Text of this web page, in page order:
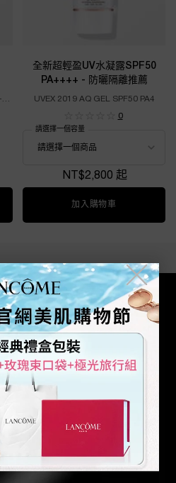
抗斑精華防曬乳 SPF50+ PA++++
全新超輕盈UV水凝露SPF50
PA++++ - 防曬隔離推薦
UVEX 2019 AQ GEL SPF50 PA4
0
請選擇一個容量
NT$2,800 起
加入購物車
╳